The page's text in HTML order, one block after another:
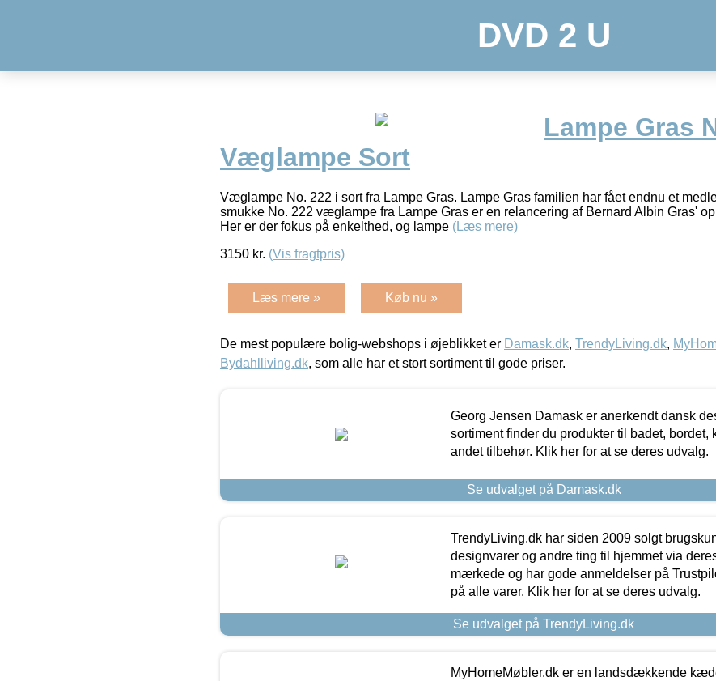
DVD 2 U
Lampe Gras
Væglampe Sort
Væglampe No. 222 i sort fra Lampe Gras. Lampe Gras familien har fået endnu et
smukke No. 222 væglampe fra Lampe Gras er en relancering af Bernard Albin Gras'
Her er der fokus på enkelthed, og lampe (Læs mere)
3150 kr. (Vis fragtpris)
Læs mere » Køb nu »
De mest populære bolig-webshops i øjeblikket er Damask.dk, TrendyLiving.dk,
Bydahlliving.dk, som alle har et stort sortiment til gode priser.
Georg Jensen Damask er anerkendt dansk
sortiment finder du produkter til badet, bordet,
andet tilbehør. Klik her for at se deres udvalg.
Se udvalget på Damask.dk
TrendyLiving.dk har siden 2009 solgt
designvarer og andre ting til hjemmet via
mærkede og har gode anmeldelser på
på alle varer. Klik her for at se deres udvalg.
Se udvalget på TrendyLiving.dk
MyHomeMøbler.dk er en landsdækkende